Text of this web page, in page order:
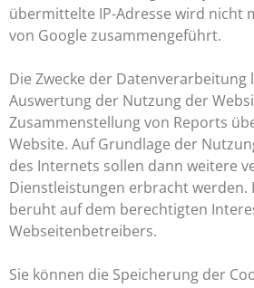
übermittelte IP-Adresse wird nicht
von Google zusammengeführt.
Die Zwecke der Datenverarbeitung
Auswertung der Nutzung der
Zusammenstellung von Reports
Website. Auf Grundlage der
des Internets sollen dann weitere
Dienstleistungen erbracht werden.
beruht auf dem berechtigten
Webseitenbetreibers.
Sie können die Speicherung der